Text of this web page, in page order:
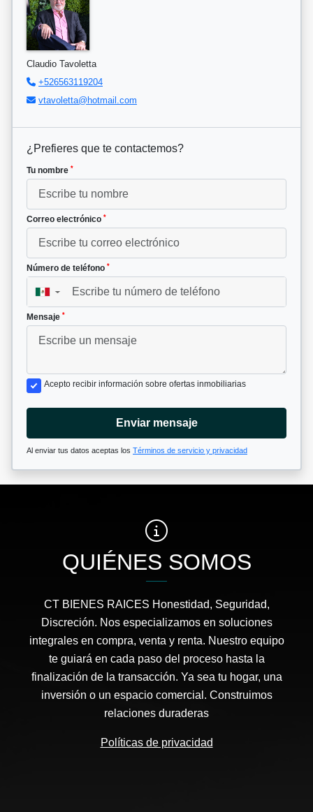
Claudio Tavoletta
+526563119204
vtavoletta@hotmail.com
¿Prefieres que te contactemos?
Tu nombre *
Correo electrónico *
Número de teléfono *
▼
Mensaje *
Acepto recibir información sobre ofertas inmobiliarias
Enviar mensaje
Al enviar tus datos aceptas los Términos de servicio y privacidad
QUIÉNES SOMOS
CT BIENES RAICES Honestidad, Seguridad,
Discreción. Nos especializamos en soluciones
integrales en compra, venta y renta. Nuestro equipo
te guiará en cada paso del proceso hasta la
finalización de la transacción. Ya sea tu hogar, una
inversión o un espacio comercial. Construimos
relaciones duraderas
Políticas de privacidad